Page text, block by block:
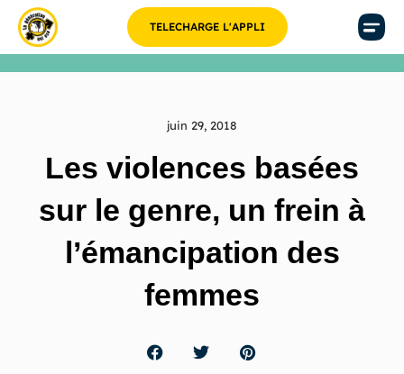
TELECHARGE L'APPLI
juin 29, 2018
Les violences basées
sur le genre, un frein à
l’émancipation des
femmes